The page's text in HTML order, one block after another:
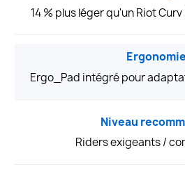
14 % plus léger qu'un Riot
Ergonomie
Ergo_Pad intégré pour
Niveau
Riders exigeants /